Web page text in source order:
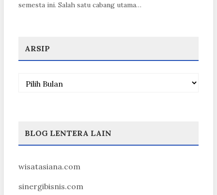
semesta ini. Salah satu cabang utama…
ARSIP
Arsip
BLOG LENTERA LAIN
wisatasiana.com
sinergibisnis.com